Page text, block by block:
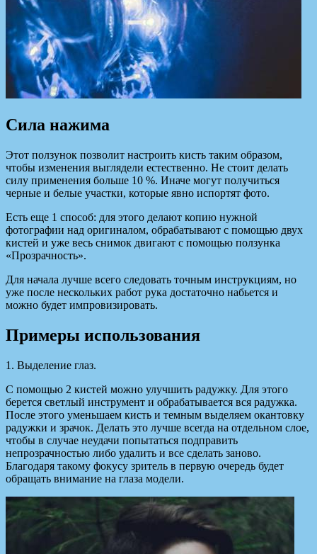
Сила нажима
Этот ползунок позволит настроить кисть таким образом,
чтобы изменения выглядели естественно. Не стоит делать
силу применения больше 10 %. Иначе могут получиться
черные и белые участки, которые явно испортят фото.
Есть еще 1 способ: для этого делают копию нужной
фотографии над оригиналом, обрабатывают с помощью двух
кистей и уже весь снимок двигают с помощью ползунка
«Прозрачность».
Для начала лучше всего следовать точным инструкциям, но
уже после нескольких работ рука достаточно набьется и
можно будет импровизировать.
Примеры использования
1. Выделение глаз.
С помощью 2 кистей можно улучшить радужку. Для этого
берется светлый инструмент и обрабатывается вся радужка.
После этого уменьшаем кисть и темным выделяем окантовку
радужки и зрачок. Делать это лучше всегда на отдельном слое,
чтобы в случае неудачи попытаться подправить
непрозрачностью либо удалить и все сделать заново.
Благодаря такому фокусу зритель в первую очередь будет
обращать внимание на глаза модели.